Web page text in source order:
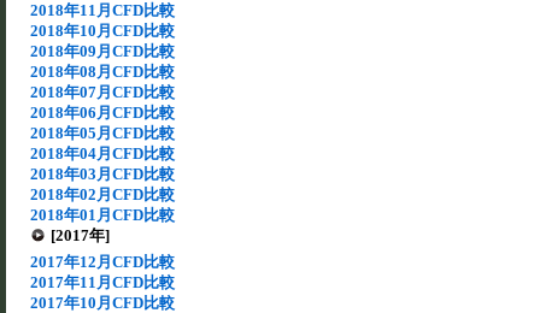
2018年11月CFD比較
2018年10月CFD比較
2018年09月CFD比較
2018年08月CFD比較
2018年07月CFD比較
2018年06月CFD比較
2018年05月CFD比較
2018年04月CFD比較
2018年03月CFD比較
2018年02月CFD比較
2018年01月CFD比較
[2017年]
2017年12月CFD比較
2017年11月CFD比較
2017年10月CFD比較